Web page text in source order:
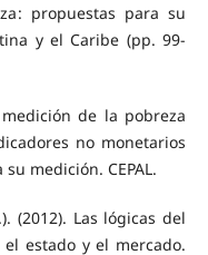
propuestas para su
y el Caribe (pp. 99-
de la pobreza
no monetarios
medición. CEPAL.
(2012). Las lógicas del
estado y el mercado.